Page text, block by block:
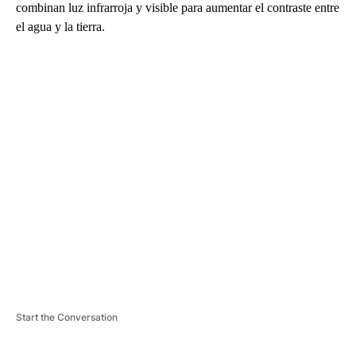
combinan luz infrarroja y visible para aumentar el contraste entre
el agua y la tierra.
Start the Conversation